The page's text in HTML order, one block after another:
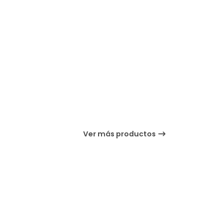
Ver más productos